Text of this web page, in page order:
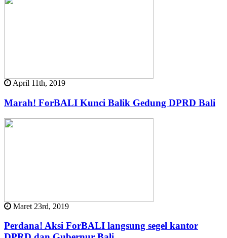
April 11th, 2019
Marah! ForBALI Kunci Balik Gedung DPRD Bali
Maret 23rd, 2019
Perdana! Aksi ForBALI langsung segel kantor